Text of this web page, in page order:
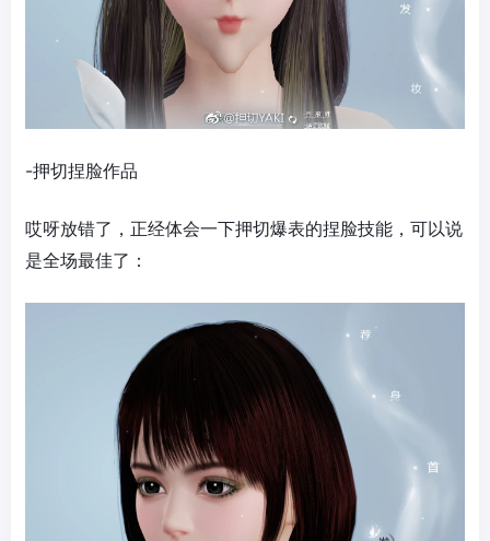
-押切捏脸作品
哎呀放错了，正经体会一下押切爆表的捏脸技能，可以说
是全场最佳了：